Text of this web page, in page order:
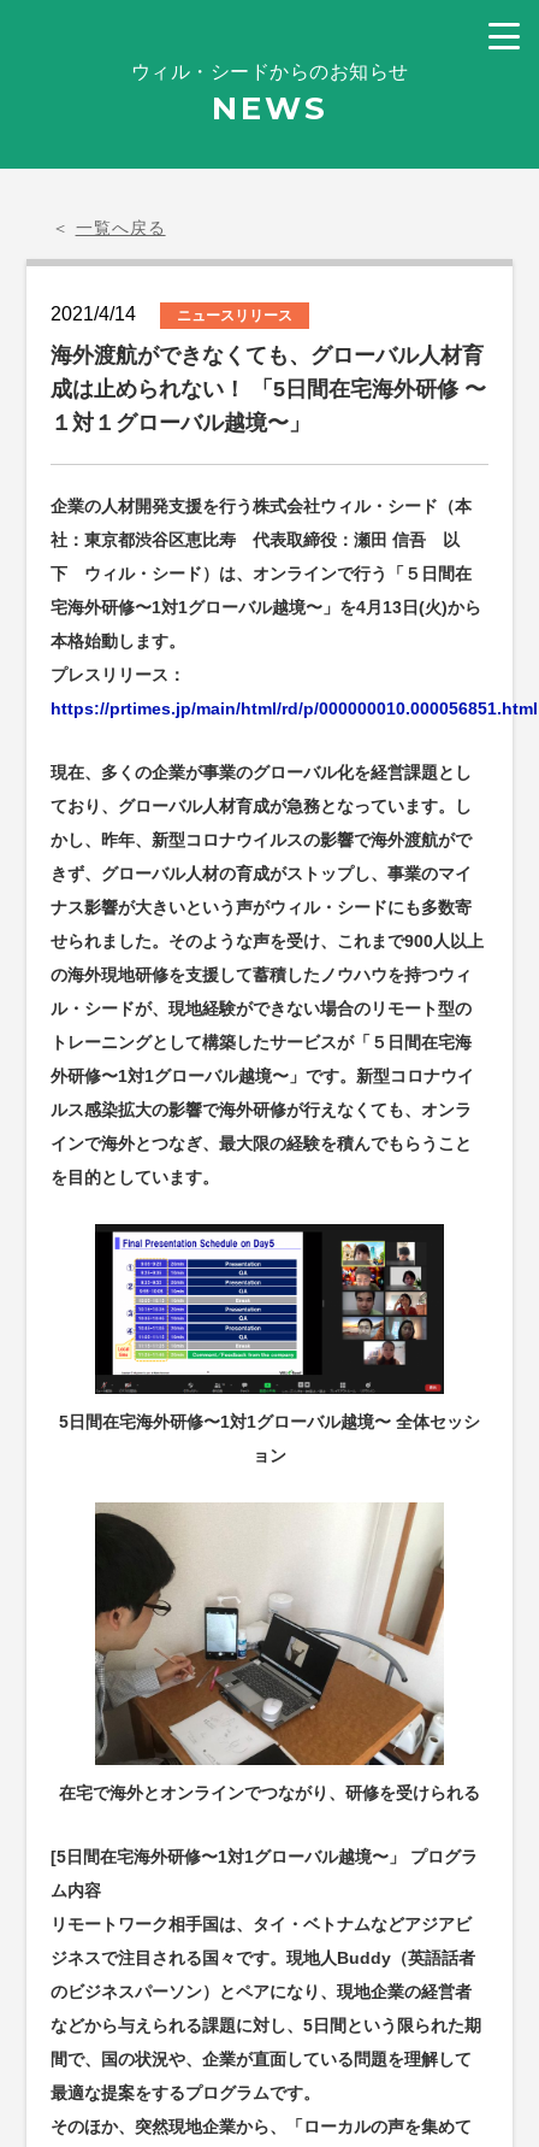
ウィル・シードからのお知らせ
NEWS
＜ 一覧へ戻る
2021/4/14 ニュースリリース
海外渡航ができなくても、グローバル人材育
成は止められない！ 「5日間在宅海外研修 〜
１対１グローバル越境〜」
企業の人材開発支援を行う株式会社ウィル・シード（本
社：東京都渋谷区恵比寿 代表取締役：瀬田 信吾 以
下 ウィル・シード）は、オンラインで行う「５日間在
宅海外研修〜1対1グローバル越境〜」を4月13日(火)から
本格始動します。
プレスリリース：
https://prtimes.jp/main/html/rd/p/000000010.000056851.html
現在、多くの企業が事業のグローバル化を経営課題とし
ており、グローバル人材育成が急務となっています。し
かし、昨年、新型コロナウイルスの影響で海外渡航がで
きず、グローバル人材の育成がストップし、事業のマイ
ナス影響が大きいという声がウィル・シードにも多数寄
せられました。そのような声を受け、これまで900人以上
の海外現地研修を支援して蓄積したノウハウを持つウィ
ル・シードが、現地経験ができない場合のリモート型の
トレーニングとして構築したサービスが「５日間在宅海
外研修〜1対1グローバル越境〜」です。新型コロナウイ
ルス感染拡大の影響で海外研修が行えなくても、オンラ
インで海外とつなぎ、最大限の経験を積んでもらうこと
を目的としています。
5日間在宅海外研修〜1対1グローバル越境〜 全体セッシ
ョン
在宅で海外とオンラインでつながり、研修を受けられる
[5日間在宅海外研修〜1対1グローバル越境〜」 プログラ
ム内容
リモートワーク相手国は、タイ・ベトナムなどアジアビ
ジネスで注目される国々です。現地人Buddy（英語話者
のビジネスパーソン）とペアになり、現地企業の経営者
などから与えられる課題に対し、5日間という限られた期
間で、国の状況や、企業が直面している問題を理解して
最適な提案をするプログラムです。
そのほか、突然現地企業から、「ローカルの声を集めて